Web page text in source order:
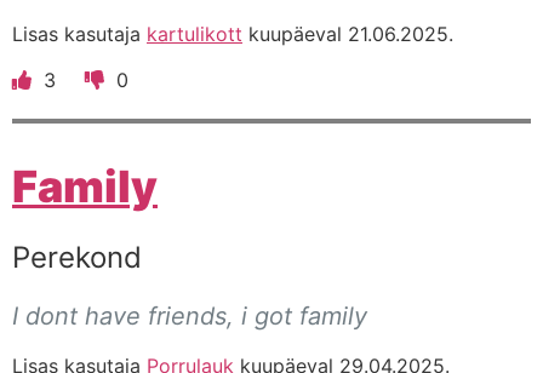
Lisas kasutaja kartulikott kuupäeval 21.06.2025.
3
0
Family
Perekond
I dont have friends, i got family
Lisas kasutaja Porrulauk kuupäeval 29.04.2025.